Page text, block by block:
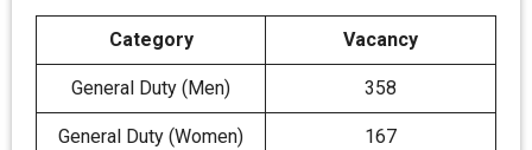
Category Vacancy
General Duty (Men) 358
General Duty (Women) 167